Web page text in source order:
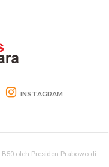
INSTAGRAM
di KM 57, TNI-Polri Tunjukkan Sinergitas Ketat